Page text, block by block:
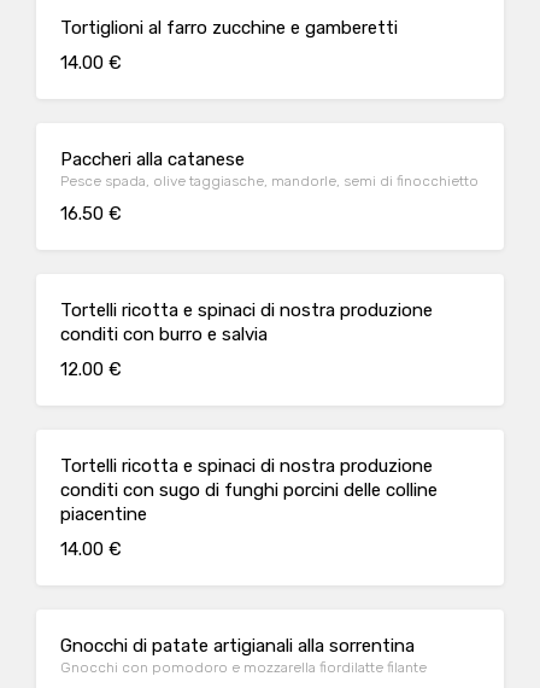
Tortiglioni al farro zucchine e gamberetti
14.00 €
Paccheri alla catanese
Pesce spada, olive taggiasche, mandorle, semi di finocchietto
16.50 €
Tortelli ricotta e spinaci di nostra produzione
conditi con burro e salvia
12.00 €
Tortelli ricotta e spinaci di nostra produzione
conditi con sugo di funghi porcini delle colline
piacentine
14.00 €
Gnocchi di patate artigianali alla sorrentina
Gnocchi con pomodoro e mozzarella fiordilatte filante